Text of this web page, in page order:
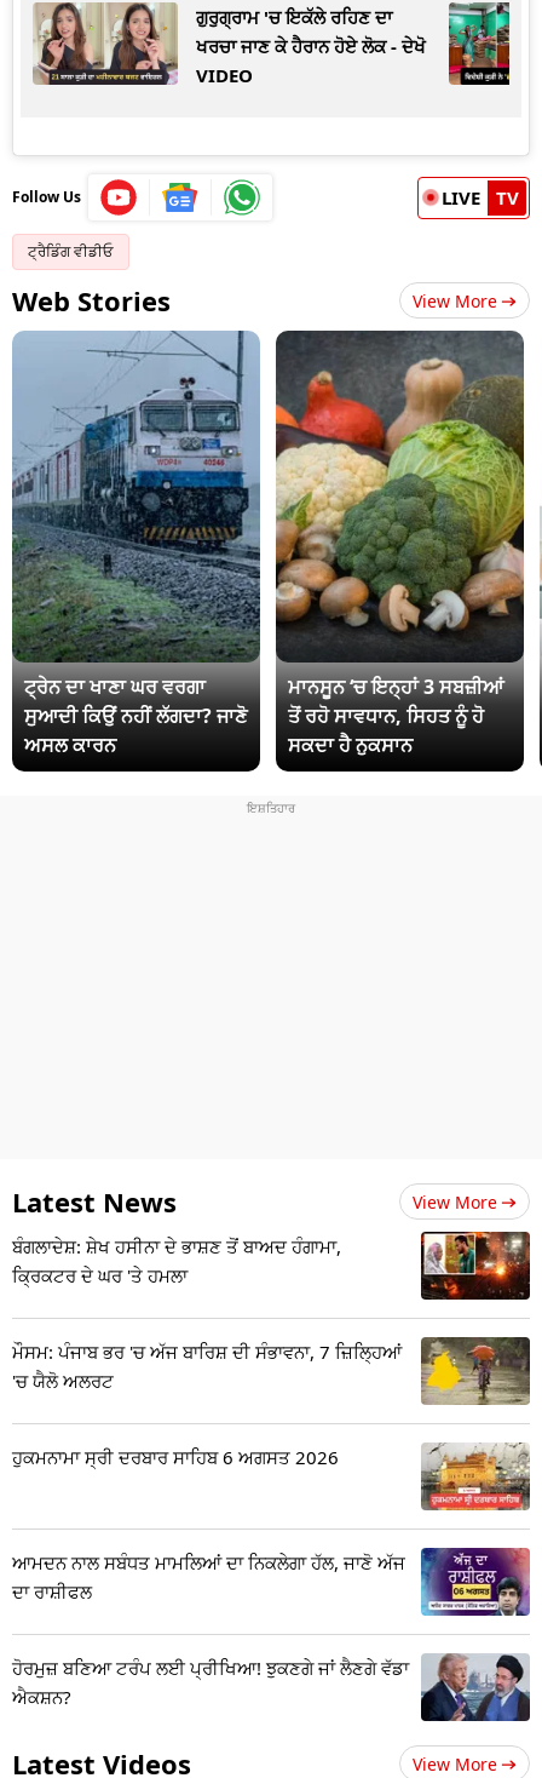
ਗੁਰੁਗ੍ਰਾਮ 'ਚ ਇਕੱਲੇ ਰਹਿਣ ਦਾ
ਖਰਚਾ ਜਾਣ ਕੇ ਹੈਰਾਨ ਹੋਏ ਲੋਕ - ਦੇਖੋ
VIDEO
Follow Us LIVE TV
ਟ੍ਰੈਡਿੰਗ ਵੀਡੀਓ
Web Stories View More
ਟ੍ਰੇਨ ਦਾ ਖਾਣਾ ਘਰ ਵਰਗਾ
ਸੁਆਦੀ ਕਿਉਂ ਨਹੀਂ ਲੱਗਦਾ? ਜਾਣੋ
ਅਸਲ ਕਾਰਨ
ਮਾਨਸੂਨ ‘ਚ ਇਨ੍ਹਾਂ 3 ਸਬਜ਼ੀਆਂ
ਤੋਂ ਰਹੋ ਸਾਵਧਾਨ, ਸਿਹਤ ਨੂੰ ਹੋ
ਸਕਦਾ ਹੈ ਨੁਕਸਾਨ
Latest News View More
ਬੰਗਲਾਦੇਸ਼: ਸ਼ੇਖ ਹਸੀਨਾ ਦੇ ਭਾਸ਼ਣ ਤੋਂ ਬਾਅਦ ਹੰਗਾਮਾ,
ਕ੍ਰਿਕਟਰ ਦੇ ਘਰ 'ਤੇ ਹਮਲਾ
ਮੌਸਮ: ਪੰਜਾਬ ਭਰ 'ਚ ਅੱਜ ਬਾਰਿਸ਼ ਦੀ ਸੰਭਾਵਨਾ, 7 ਜ਼ਿਲ੍ਹਿਆਂ
'ਚ ਯੈਲੋ ਅਲਰਟ
ਹੁਕਮਨਾਮਾ ਸ੍ਰੀ ਦਰਬਾਰ ਸਾਹਿਬ 6 ਅਗਸਤ 2026
ਆਮਦਨ ਨਾਲ ਸਬੰਧਤ ਮਾਮਲਿਆਂ ਦਾ ਨਿਕਲੇਗਾ ਹੱਲ, ਜਾਣੋ ਅੱਜ
ਦਾ ਰਾਸ਼ੀਫਲ
ਹੋਰਮੁਜ਼ ਬਣਿਆ ਟਰੰਪ ਲਈ ਪ੍ਰੀਖਿਆ! ਝੁਕਣਗੇ ਜਾਂ ਲੈਣਗੇ ਵੱਡਾ
ਐਕਸ਼ਨ?
Latest Videos View More